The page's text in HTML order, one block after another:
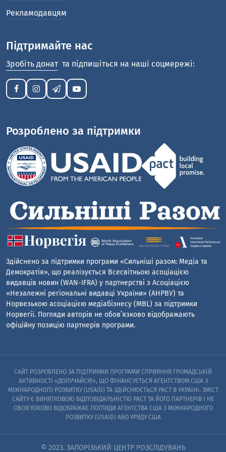
Рекламодавцям
Підтримайте нас
Зробіть донат та підпишіться на наші соцмережі:
Розроблено за підтримки
Здійснено за підтримки програми «Сильніші разом: Медіа та
Демократія», що реалізується Всесвітньою асоціацією
видавців новин (WAN-IFRA) у партнерстві з Асоціацією
«Незалежні регіональні видавці України» (АНРВУ) та
Норвезькою асоціацією медіабізнесу (MBL) за підтримки
Норвегії. Погляди авторів не обов’язково відображають
офіційну позицію партнерів програми.
САЙТ РОЗРОБЛЕНО ЗА ПІДТРИМКИ ПРОГРАМИ СПРИЯННЯ ГРОМАДСЬКІЙ
АКТИВНОСТІ «ДОЛУЧАЙСЯ!», ЩО ФІНАНСУЄТЬСЯ АГЕНТСТВОМ США З
МІЖНАРОДНОГО РОЗВИТКУ (USAID) ТА ЗДІЙСНЮЄТЬСЯ PACT В УКРАЇНІ. ЗМІСТ
САЙТУ Є ВИНЯТКОВОЮ ВІДПОВІДАЛЬНІСТЮ PACT ТА ЙОГО ПАРТНЕРІВ I НЕ
ОБОВ’ЯЗКОВО ВІДОБРАЖАЄ ПОГЛЯДИ АГЕНТСТВА США З МІЖНАРОДНОГО
РОЗВИТКУ (USAID) АБО УРЯДУ США
© 2023. ЗАПОРІЗЬКИЙ ЦЕНТР РОЗСЛІДУВАНЬ